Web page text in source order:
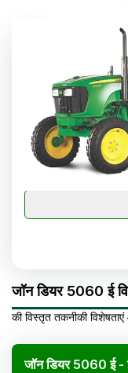
एचपी रेंज
60
₹
जॉन डियर 5060 ई
की विस्तृत तकनीकी
जॉन डियर 5060 ई -